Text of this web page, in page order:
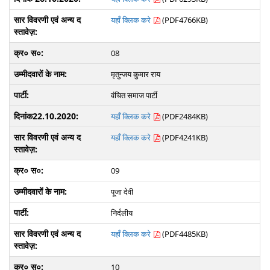
यहाँ क्लिक करे
(PDF4766KB)
08
मृतुन्जय कुमार राय
वंचित समाज पार्टी
यहाँ क्लिक करे
(PDF2484KB)
यहाँ क्लिक करे
(PDF4241KB)
09
पूजा देवी
निर्दलीय
यहाँ क्लिक करे
(PDF4485KB)
10